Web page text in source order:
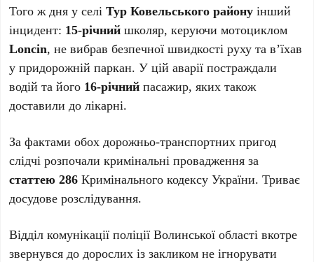
Того ж дня у селіТур Ковельського району інший
інцидент: 15-річний школяр, керуючи мотоциклом
Loncin, не вибрав безпечної швидкості руху та в’їхав
у придорожній паркан. У цій аварії постраждали
водій та його 16-річний пасажир, яких також
доставили до лікарні.
За фактами обох дорожньо-транспортних пригод
слідчі розпочали кримінальні провадження за
статтею 286 Кримінального кодексу України. Триває
досудове розслідування.
Відділ комунікації поліції Волинської області вкотре
звернувся до дорослих із закликом не ігнорувати